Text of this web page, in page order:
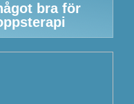
bra för